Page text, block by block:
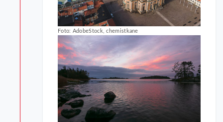
Foto: AdobeStock, chemistkane